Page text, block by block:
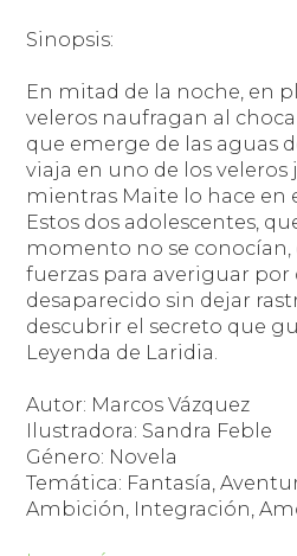
Sinopsis:
En mitad de la noche, en
veleros naufragan al
que emerge de las aguas
viaja en uno de los veleros
mientras Maite lo hace en
Estos dos adolescentes,
momento no se conocían,
fuerzas para averiguar
desaparecido sin dejar
descubrir el secreto que
Leyenda de Laridia.
Autor: Marcos Vázquez
Ilustradora: Sandra Feble
Género: Novela
Temática: Fantasía,
Ambición, Integración,